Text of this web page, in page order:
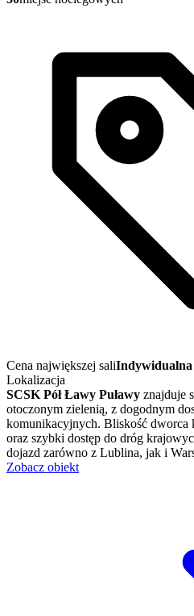
Cena największej saliIndywidualna
Lokalizacja
SCSK Pół Ławy Puławy znajduje
otoczonym zielenią, z dogodnym
komunikacyjnych. Bliskość dworca
oraz szybki dostęp do dróg
dojazd zarówno z Lublina, jak i
Zobacz obiekt